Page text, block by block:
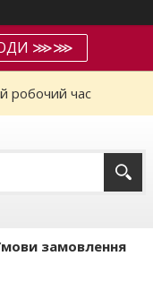
⋙⋙
робочий час
замовлення